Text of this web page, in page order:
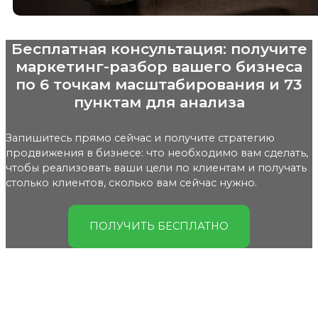
Бесплатная консультация: получите
маркетинг-разбор вашего бизнеса
по 6 точкам масштабирования и 73
пунктам для анализа
Запишитесь прямо сейчас и получите стратегию
продвижения в бизнесе: что необходимо вам сделать,
чтобы реализовать ваши цели по клиентам и получать
столько клиентов, сколько вам сейчас нужно.
ПОЛУЧИТЬ БЕСПЛАТНО